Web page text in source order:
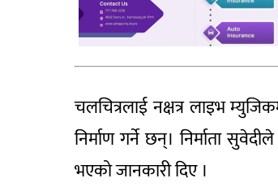
चलचित्रलाई नक्षत्र लाइभ
निर्माण गर्ने छन्। निर्माता
भएको जानकारी दिए ।